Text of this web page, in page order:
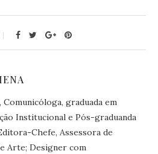
Comunicóloga, graduada em
Institucional e Pós-graduanda
Chefe, Assessora de
Arte; Designer com